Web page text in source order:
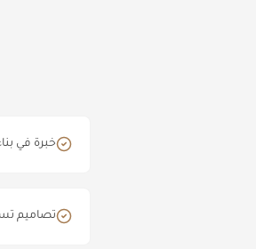
خبرة في
تصاميم